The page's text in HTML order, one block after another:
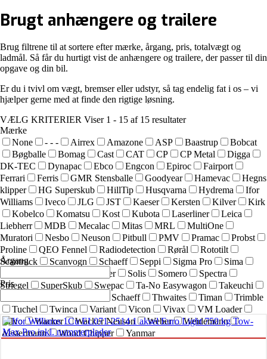
Brugt anhængere og trailere
Brug filtrene til at sortere efter mærke, årgang, pris, totalvægt og
ladmål. Så får du hurtigt vist de anhængere og trailere, der passer til din
opgave og din bil.
Er du i tvivl om vægt, bremser eller udstyr, så tag endelig fat i os – vi
hjælper gerne med at finde den rigtige løsning.
VÆLG KRITERIER Viser 1 - 15 af 15 resultater
Mærke
None
- - - Airrex Amazone ASP Baastrup
Bobcat
Bøgballe
Bomag Cast CAT CP CP Metal
Digga
DK-TEC
Dynapac Ebco Engcon Epiroc
Fairport
Ferrari
Ferris GMR Stensballe Goodyear Hamevac
Hegns
klipper
HG Superskub HillTip Husqvarna Hydrema
Ifor
Williams
Iveco JLG JST Kaeser Kersten Kilver
Kirk
Kobelco
Komatsu Kost Kubota Laserliner
Leica
Liebherr
MDB Mecalac Mitas MRL
MultiOne
Muratori
Nesbo Neuson Pitbull PMV Pramac
Probst
Proline
QEO Fennel Radiodetection Rørål
Rototilt
Scantruck
Scanvogn Schaeff Seppi Sigma Pro
Sima
sneskraber Solis Somero
Spectra
Striegel
SuperSkub Swepac Ta-No Easywagon
Takeuchi
Terex Schaeff Thwaites Timan
Trimble
Tuchel
Twinca Variant Vicon Vivax
VM Loader
Volvo
Wacker Wacker Neuson Weber
Weidemann
Westermann
Wood Chipper Yanmar
Årgang
Pris